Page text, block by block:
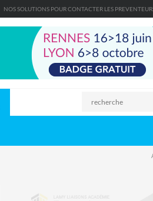
NOS SOLUTIONS POUR CONTACTER LES